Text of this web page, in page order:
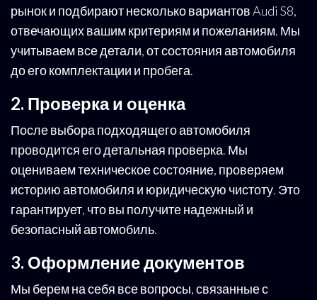
рынок и подбирают несколько вариантов Audi S8,
отвечающих вашим критериям и пожеланиям. Мы
учитываем все детали, от состояния автомобиля
до его комплектации и пробега.
2. Проверка и оценка
После выбора подходящего автомобиля
проводится его детальная проверка. Мы
оцениваем техническое состояние, проверяем
историю автомобиля и юридическую чистоту. Это
гарантирует, что вы получите надежный и
безопасный автомобиль.
3. Оформление документов
Мы берем на себя все вопросы, связанные с